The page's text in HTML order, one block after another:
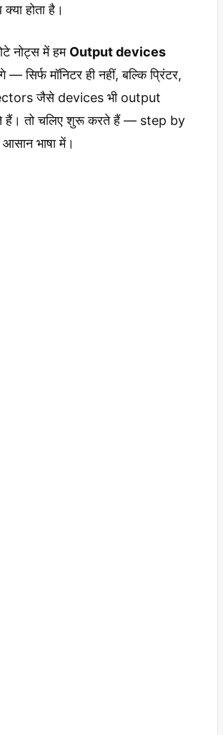
होता है।
नोट्स में हम Output devices
— सिर्फ मॉनिटर ही नहीं, बल्कि प्रिंटर,
जैसे devices भी output
तो चलिए शुरू करते हैं — step by
भाषा में।